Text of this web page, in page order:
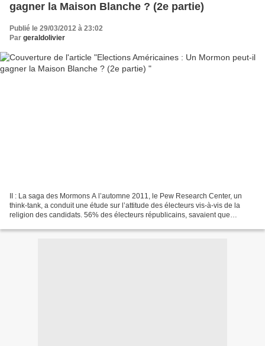
gagner la Maison Blanche ? (2e partie)
Publié le 29/03/2012 à 23:02
Par geraldolivier
II : La saga des Mormons A l’automne 2011, le Pew Research Center, un
think-tank, a conduit une étude sur l’attitude des électeurs vis-à-vis de la
religion des candidats. 56% des électeurs républicains, savaient que